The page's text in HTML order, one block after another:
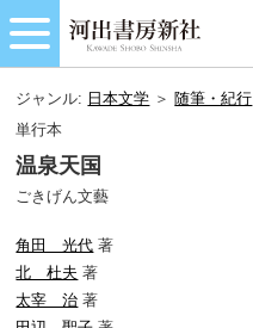
ジャンル: 日本文学 ＞ 随筆・紀行
単行本
温泉天国
ごきげん文藝
角田 光代 著
北 杜夫 著
太宰 治 著